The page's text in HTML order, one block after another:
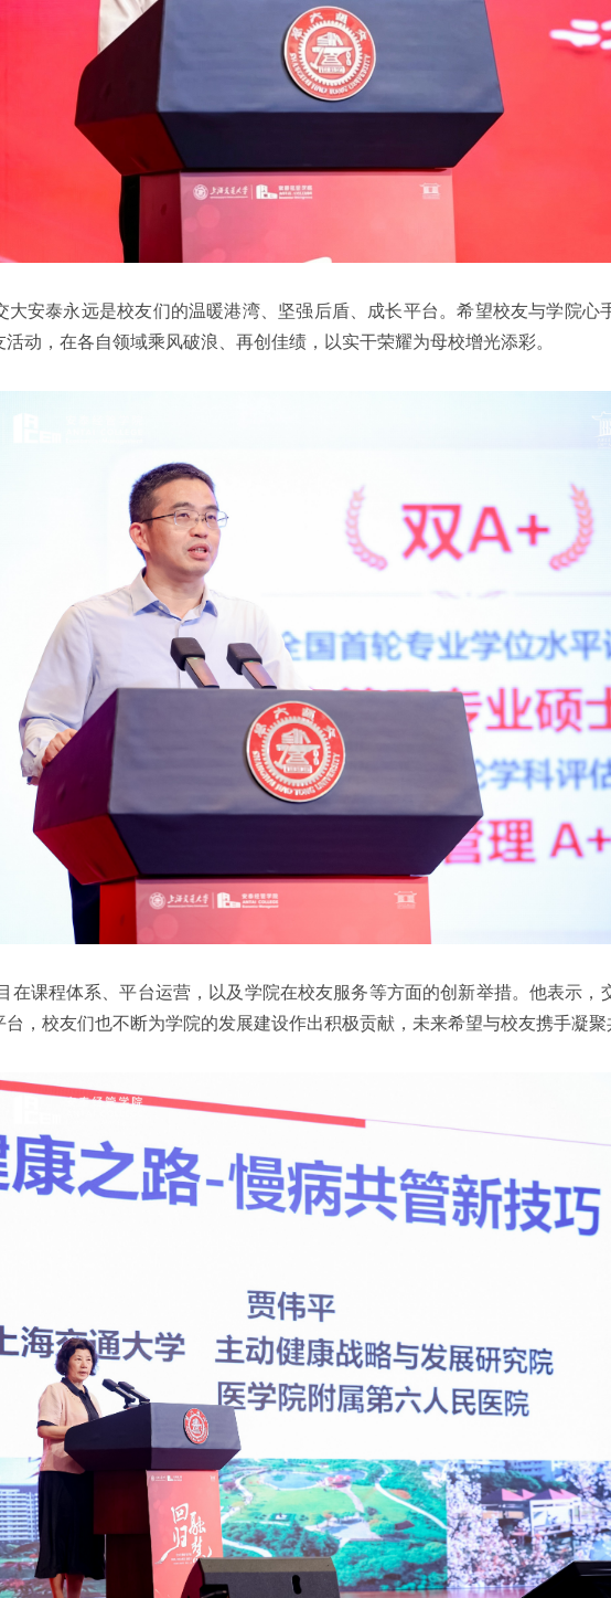
安泰永远是校友们的温暖港湾、坚强后盾、成长平台。希望校友与学院心
动，在各自领域乘风破浪、再创佳绩，以实干荣耀为母校增光添彩。
在课程体系、平台运营，以及学院在校友服务等方面的创新举措。他表示，
，校友们也不断为学院的发展建设作出积极贡献，未来希望与校友携手凝聚